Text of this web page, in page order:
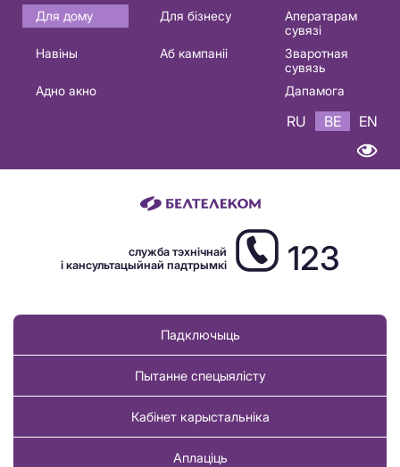
Основная
навигация
Для дому Для бізнесу
Аператарам
сувязі
Навіны
Аб кампаніі
Зваротная
сувязь
Адно акно
Дапамога
RU BE EN
служба тэхнічнай
і кансультацыйнай падтрымкі
123
Падключыць
Пытанне спецыялісту
Кабінет карыстальніка
Аплаціць